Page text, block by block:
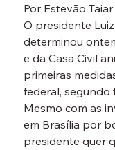
Por Estevão
O presidente
determinou
e da Casa Civil
primeiras
federal, segundo
Mesmo com as
em Brasília por
presidente quer